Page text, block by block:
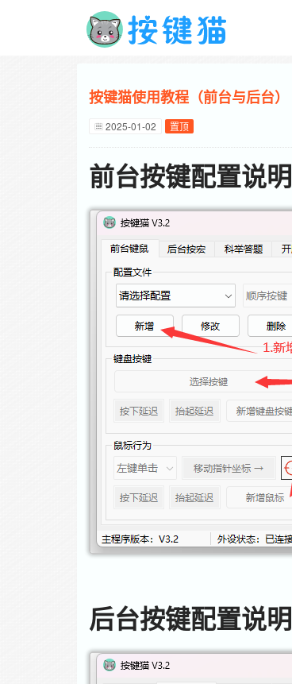
按键猫使用教程（前台与后台）
2025-01-02 置顶
前台按键配置说明
后台按键配置说明